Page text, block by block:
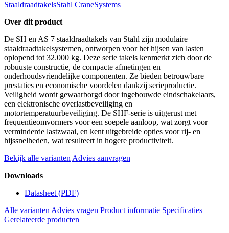
StaaldraadtakelsStahl CraneSystems
Over dit product
De SH en AS 7 staaldraadtakels van Stahl zijn modulaire
staaldraadtakelsystemen, ontworpen voor het hijsen van lasten
oplopend tot 32.000 kg. Deze serie takels kenmerkt zich door de
robuuste constructie, de compacte afmetingen en
onderhoudsvriendelijke componenten. Ze bieden betrouwbare
prestaties en economische voordelen dankzij serieproductie.
Veiligheid wordt gewaarborgd door ingebouwde eindschakelaars,
een elektronische overlastbeveiliging en
motortemperatuurbeveiliging. De SHF-serie is uitgerust met
frequentieomvormers voor een soepele aanloop, wat zorgt voor
verminderde lastzwaai, en kent uitgebreide opties voor rij- en
hijssnelheden, wat resulteert in hogere productiviteit.
Bekijk alle varianten Advies aanvragen
Downloads
Datasheet (PDF)
Alle varianten Advies vragen Product informatie Specificaties
Gerelateerde producten